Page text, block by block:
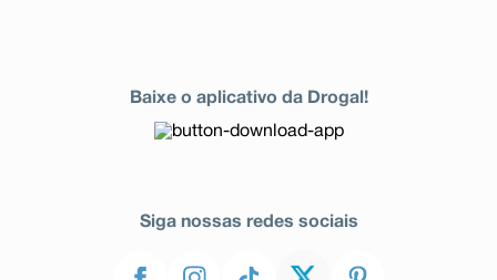
Baixe o aplicativo da Drogal!
Siga nossas redes sociais